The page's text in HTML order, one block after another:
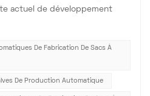
actuel de développement
concilier efficacité de
De Fabrication De Sacs À
De Production Automatique